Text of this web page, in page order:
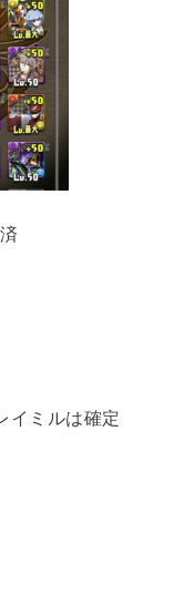
ミルは確定